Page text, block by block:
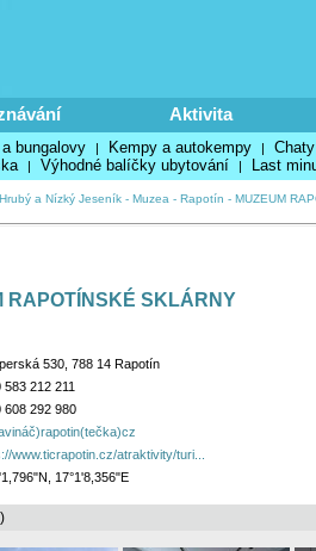
Aktivita
bungalovy | Kempy a autokempy | Chaty
| Výhodné balíčky ubytování | Last
Hrubý a Nízký Jeseník- Muzea - Rapotín - MUZEUM
RAPOTÍNSKÉ SKLÁRNY
530, 788 14 Rapotín
583 212 211
608 292 980
www.ticrapotin.cz/atraktivity/turi...
17°1'8,356"E